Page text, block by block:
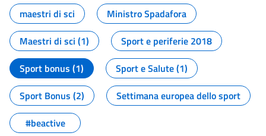
maestri di sci
Ministro Spadafora
Maestri di sci (1)
Sport e periferie 2018
Sport bonus (1)
Sport e Salute (1)
Sport Bonus (2)
Settimana europea dello sport
#beactive